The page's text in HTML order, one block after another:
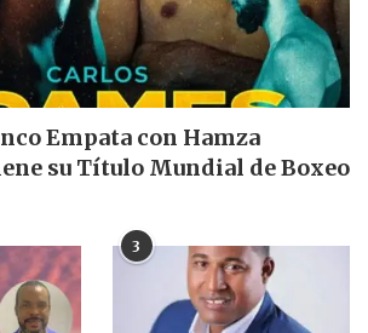
Empata con Hamza
su Título Mundial de Boxeo
3